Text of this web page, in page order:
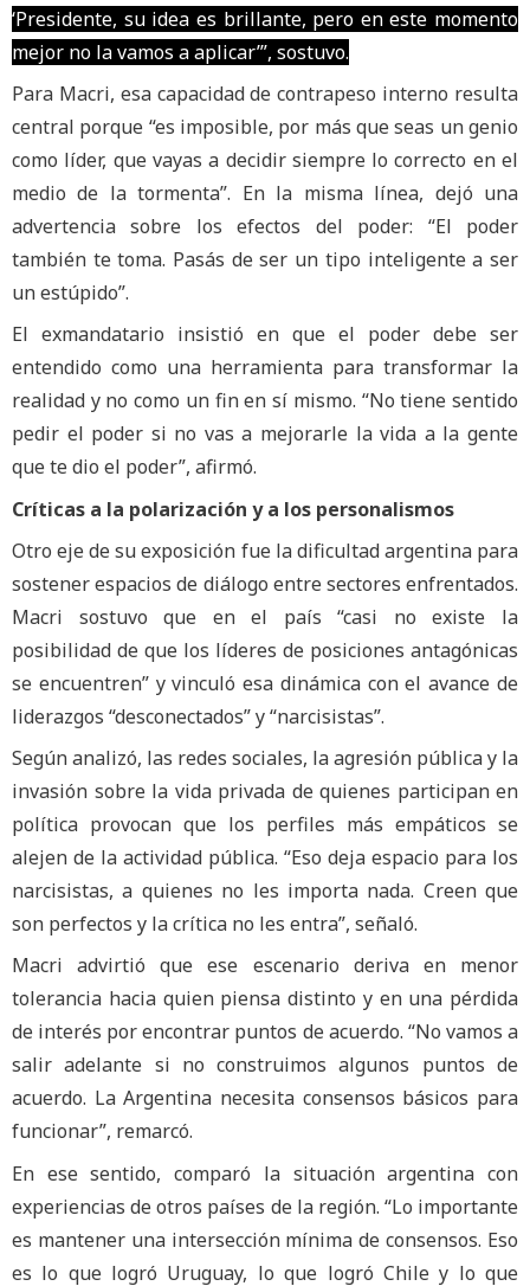
‘Presidente, su idea es brillante, pero en este momento
mejor no la vamos a aplicar’”, sostuvo.
Para Macri, esa capacidad de contrapeso interno resulta
central porque “es imposible, por más que seas un genio
como líder, que vayas a decidir siempre lo correcto en el
medio de la tormenta”. En la misma línea, dejó una
advertencia sobre los efectos del poder: “El poder
también te toma. Pasás de ser un tipo inteligente a ser
un estúpido”.
El exmandatario insistió en que el poder debe ser
entendido como una herramienta para transformar la
realidad y no como un fin en sí mismo. “No tiene sentido
pedir el poder si no vas a mejorarle la vida a la gente
que te dio el poder”, afirmó.
Críticas a la polarización y a los personalismos
Otro eje de su exposición fue la dificultad argentina para
sostener espacios de diálogo entre sectores enfrentados.
Macri sostuvo que en el país “casi no existe la
posibilidad de que los líderes de posiciones antagónicas
se encuentren” y vinculó esa dinámica con el avance de
liderazgos “desconectados” y “narcisistas”.
Según analizó, las redes sociales, la agresión pública y la
invasión sobre la vida privada de quienes participan en
política provocan que los perfiles más empáticos se
alejen de la actividad pública. “Eso deja espacio para los
narcisistas, a quienes no les importa nada. Creen que
son perfectos y la crítica no les entra”, señaló.
Macri advirtió que ese escenario deriva en menor
tolerancia hacia quien piensa distinto y en una pérdida
de interés por encontrar puntos de acuerdo. “No vamos a
salir adelante si no construimos algunos puntos de
acuerdo. La Argentina necesita consensos básicos para
funcionar”, remarcó.
En ese sentido, comparó la situación argentina con
experiencias de otros países de la región. “Lo importante
es mantener una intersección mínima de consensos. Eso
es lo que logró Uruguay, lo que logró Chile y lo que